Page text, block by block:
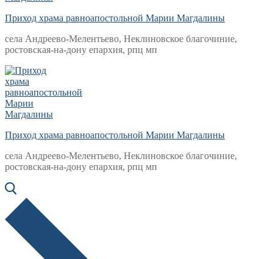
Приход храма равноапостольной Марии Магдалины
села Андреево-Мелентьево, Неклиновское благочиние,
ростовская-на-дону епархия, рпц мп
Приход храма равноапостольной Марии Магдалины
села Андреево-Мелентьево, Неклиновское благочиние,
ростовская-на-дону епархия, рпц мп